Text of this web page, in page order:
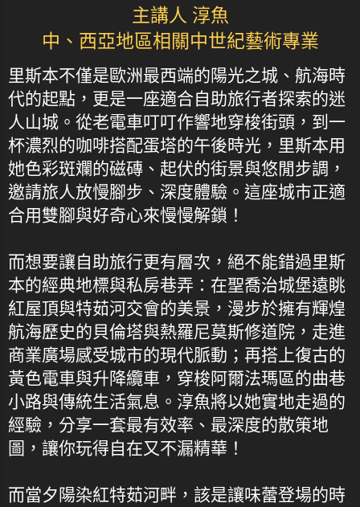
主講人 淳魚
中、西亞地區相關中世紀藝術專業
里斯本不僅是歐洲最西端的陽光之城、航海時
代的起點，更是一座適合自助旅行者探索的迷
人山城。從老電車叮叮作響地穿梭街頭，到一
杯濃烈的咖啡搭配蛋塔的午後時光，里斯本用
她色彩斑斕的磁磚、起伏的街景與悠閒步調，
邀請旅人放慢腳步、深度體驗。這座城市正適
合用雙腳與好奇心來慢慢解鎖！
而想要讓自助旅行更有層次，絕不能錯過里斯
本的經典地標與私房巷弄：在聖喬治城堡遠眺
紅屋頂與特茹河交會的美景，漫步於擁有輝煌
航海歷史的貝倫塔與熱羅尼莫斯修道院，走進
商業廣場感受城市的現代脈動；再搭上復古的
黃色電車與升降纜車，穿梭阿爾法瑪區的曲巷
小路與傳統生活氣息。淳魚將以她實地走過的
經驗，分享一套最有效率、最深度的散策地
圖，讓你玩得自在又不漏精華！
而當夕陽染紅特茹河畔，該是讓味蕾登場的時